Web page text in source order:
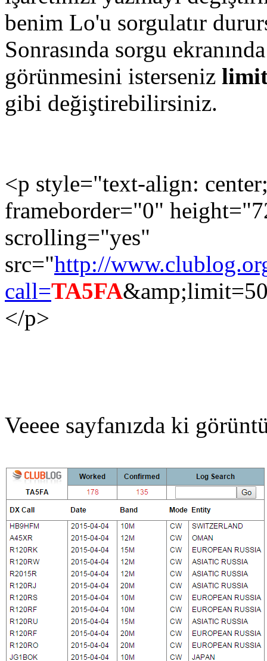
benim Lo'u sorgulatır
Sonrasında sorgu
görünmesini isterseniz
gibi değiştirebilirsiniz.
<p style="text-align:
frameborder="0"
scrolling="yes"
src="http://
call=TA5FA
</p>
Veeee sayfanızda ki